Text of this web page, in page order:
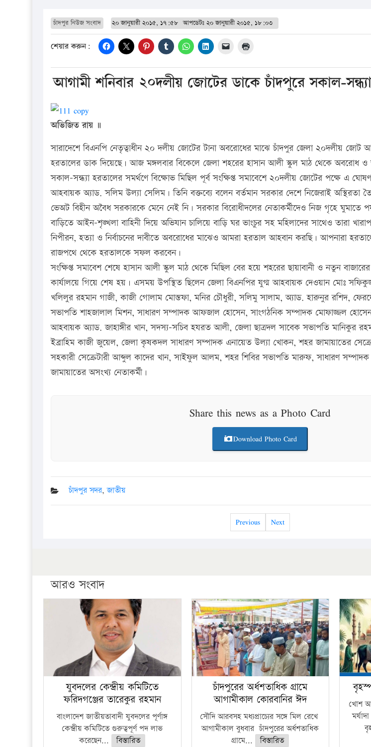
চাঁদপুর নিউজ সংবাদ ২০ জানুয়ারী ২০১৫, ১৭:৫৮ আপডেটঃ ২০ জানুয়ারী ২০১৫, ১৮:০৩
শেয়ার করুন:
আগামী শনিবার ২০দলীয় জোটের ডাকে চাঁদপুরে সকাল-
অভিজিত রায় ॥
সারাদেশে বিএনপি নেতৃত্বাধীন ২০ দলীয় জোটের টানা অবরোধের মাঝে চাঁদপুর জেলা ২০দলীয় জোট
হরতালের ডাক দিয়েছে। আজ মঙ্গলবার বিকেলে জেলা শহরের হাসান আলী স্কুল মাঠ থেকে অবরোধ ও
সকাল-সন্ধ্যা হরতালের সমর্থণে বিক্ষোভ মিছিল পূর্ব সংক্ষিপ্ত সমাবেশে ২০দলীয় জোটের পক্ষে এ
আহবায়ক অ্যাড. সলিম উল্যা সেলিম। তিনি বক্তব্যে বলেন বর্তমান সরকার দেশে নিজেরাই অস্থিরতা
ভেঅট বিহীন অবৈধ সরকারকে মেনে নেই নি। সরকার বিরোধীদলের নেতাকর্মীদেও নিজ গৃহে ঘুমাতে
বাড়িতে আইন-শৃঙ্খলা বাহিনী দিয়ে অভিযান চালিয়ে বাড়ি ঘর ভাংচুর সহ মহিলাদের সাথেও তারা
নিপীরন, হত্যা ও নির্বাচনের দাবীতে অবরোধের মাঝেও আমরা হরতাল আহবান করছি। আপনারা
রাজপথে থেকে হরতালকে সফল করবেন।
সংক্ষিপ্ত সমাবেশ শেষে হাসান আলী স্কুল মাঠ থেকে মিছিল বের হয়ে শহরের ছায়াবানী ও নতুন
কার্যালয়ে গিয়ে শেষ হয়। এসময় উপস্থিত ছিলেন জেলা বিএনপির যুগ্ম আহবায়ক দেওয়ান মোঃ
খলিলুর রহমান গাজী, কাজী গোলাম মোস্তফা, মনির চৌধুরী, সলিমু সালাম, অ্যাড. হারুনুর রশিদ,
সভাপতি শাহজালাল মিশন, সাধারণ সম্পাদক আফজাল হোসেন, সাংগঠনিক সম্পাদক মোফাজ্জল হোসেন
আহবায়ক অ্যাড. জাহাঙ্গীর খান, সদস্য-সচিব হযরত আলী, জেলা ছাত্রদল সাবেক সভাপতি মানিকুর
ইব্রাহিম কাজী জুয়েল, জেলা কৃষকদল সাধারণ সম্পাদক এনায়েত উল্যা খোকন, শহর জামায়াতের
সহকারী সেক্রেটারী আব্দুল কাদের খান, সাইফুল আলম, শহর শিবির সভাপতি মারুফ, সাধারণ
জামায়াতের অসংখ্য নেতাকর্মী।
Share this news as a Photo Card
Download Photo Card
চাঁদপুর সদর,জাতীয়
Previous Next
আরও সংবাদ
যুবদলের কেন্দ্রীয় কমিটিতে
ফরিদগঞ্জের তারেকুর রহমান
বাংলাদেশ জাতীয়তাবাদী যুবদলের পূর্ণাঙ্গ
কেন্দ্রীয় কমিটিতে গুরুত্বপূর্ণ পদ লাভ
করেছেন...
বিস্তারিত
চাঁদপুরের অর্ধশতাধিক গ্রামে
আগামীকাল কোরবানির ঈদ
সৌদি আরবসহ মধ্যপ্রাচ্যের সঙ্গে মিল রেখে
আগামীকাল বুধবার চাঁদপুরের অর্ধশতাধিক
গ্রামে...
বিস্তারিত
খোশ